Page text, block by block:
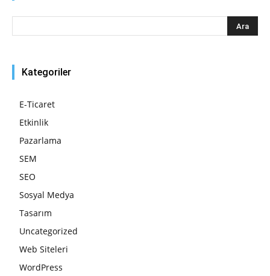
Kategoriler
E-Ticaret
Etkinlik
Pazarlama
SEM
SEO
Sosyal Medya
Tasarım
Uncategorized
Web Siteleri
WordPress